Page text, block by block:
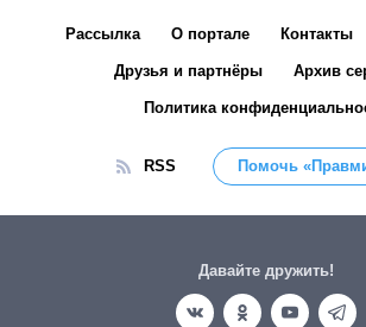
Рассылка О портале Контакты
Друзья и партнёры Архив
Политика
RSS Помочь
Давайте дружить!